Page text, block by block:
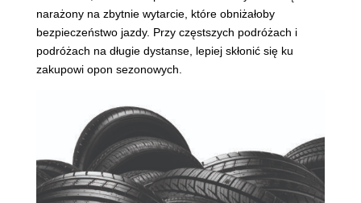
narażony na zbytnie wytarcie, które obniżałoby
bezpieczeństwo jazdy. Przy częstszych podróżach i
podróżach na długie dystanse, lepiej skłonić się ku
zakupowi opon sezonowych.